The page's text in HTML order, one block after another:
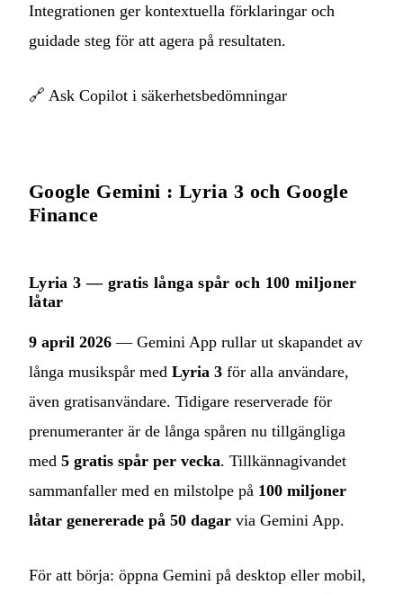
Integrationen ger kontextuella förklaringar och
guidade steg för att agera på resultaten.
🔗 Ask Copilot i säkerhetsbedömningar
Google Gemini : Lyria 3 och Google
Finance
Lyria 3 — gratis långa spår och 100 miljoner
låtar
9 april 2026 — Gemini App rullar ut skapandet av
långa musikspår med Lyria 3 för alla användare,
även gratisanvändare. Tidigare reserverade för
prenumeranter är de långa spåren nu tillgängliga
med 5 gratis spår per vecka. Tillkännagivandet
sammanfaller med en milstolpe på 100 miljoner
låtar genererade på 50 dagar via Gemini App.
För att börja: öppna Gemini på desktop eller mobil,